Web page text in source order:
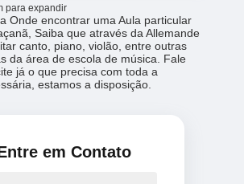
para expandir
Onde encontrar uma Aula particular
Saiba que através da Allemande
canto, piano, violão, entre outras
da área de escola de música. Fale
já o que precisa com toda a
estamos a disposição.
em Contato